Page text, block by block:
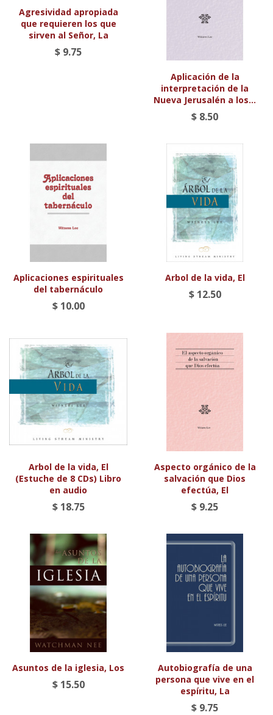
Agresividad apropiada
que requieren los que
sirven al Señor, La
$ 9.75
Aplicación de la
interpretación de la
Nueva Jerusalén a los...
$ 8.50
Aplicaciones espirituales
del tabernáculo
$ 10.00
Arbol de la vida, El
$ 12.50
Arbol de la vida, El
(Estuche de 8 CDs) Libro
en audio
$ 18.75
Aspecto orgánico de la
salvación que Dios
efectúa, El
$ 9.25
Asuntos de la iglesia, Los
$ 15.50
Autobiografía de una
persona que vive en el
espíritu, La
$ 9.75